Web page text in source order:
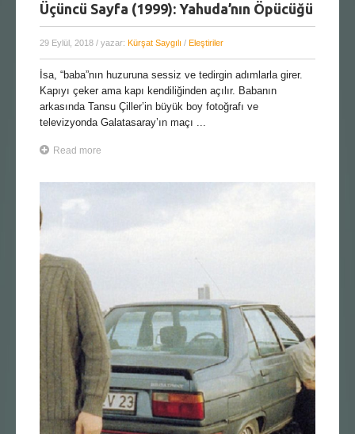
Üçüncü Sayfa (1999): Yahuda’nın Öpücüğü
29 Eylül, 2018 / yazar: Kürşat Saygılı / Eleştiriler
İsa, “baba”nın huzuruna sessiz ve tedirgin adımlarla girer.
Kapıyı çeker ama kapı kendiliğinden açılır. Babanın
arkasında Tansu Çiller’in büyük boy fotoğrafı ve
televizyonda Galatasaray’ın maçı ...
Read more